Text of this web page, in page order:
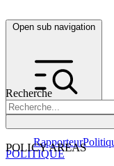
Open sub navigation
Recherche
POLICY AREAS
Rapporteur
POLITIQUE